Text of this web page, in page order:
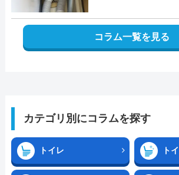
コラム一覧を見る
カテゴリ別にコラムを探す
トイレ ト